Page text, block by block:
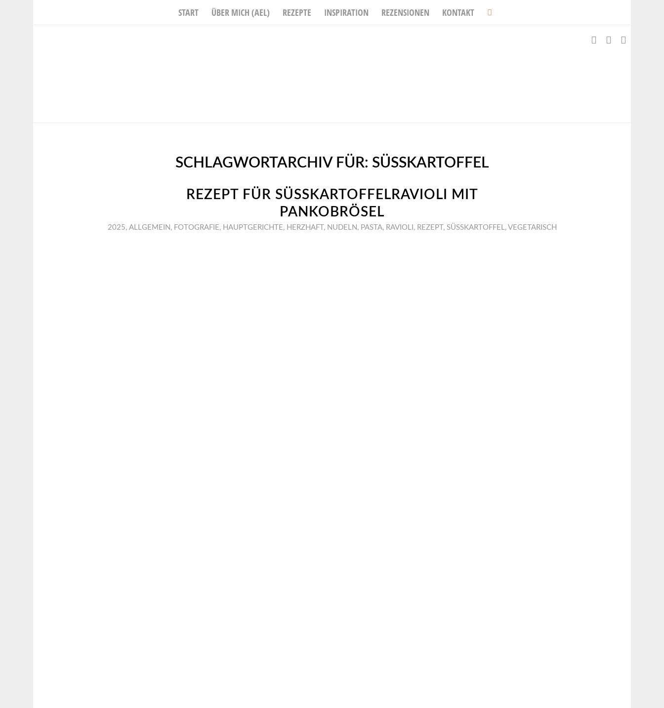
START ÜBER MICH (AEL) REZEPTE INSPIRATION REZENSIONEN KONTAKT
SCHLAGWORTARCHIV FÜR: SÜSSKARTOFFEL
REZEPT FÜR SÜSSKARTOFFELRAVIOLI MIT P
ANKOBRÖSEL
2025, ALLGEMEIN , FOTOGRAFIE, HAUPTGERICHTE, HERZHAFT , NUDELN , PASTA, RAVIOLI , REZEPT , SÜSSKARTOFFEL , VEGETARISCH